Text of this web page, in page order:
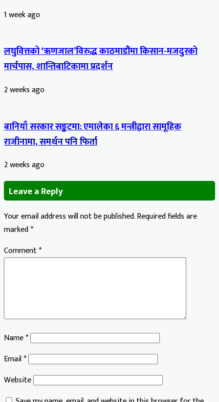
1 week ago
लघुवित्तको ‘ऋणजाल’विरुद्ध काठमाडौंमा किसान-मजदुरको
मार्चपास, शान्तिबाटिकामा प्रदर्शन
2 weeks ago
बानियाँ सरकार सङ्कटमा: एमालेका ६ मन्त्रीद्वारा सामूहिक
राजीनामा, समर्थन पनि फिर्ता
2 weeks ago
Leave a Reply
Your email address will not be published.Required fields are
marked*
Comment*
Name*
Email*
Website